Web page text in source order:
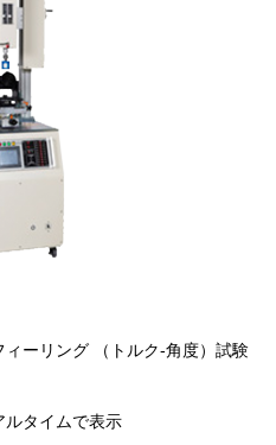
ーリング （トルク-角度）試験
ルタイムで表示